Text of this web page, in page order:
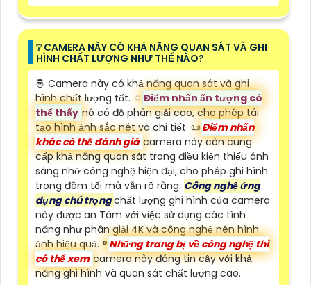
❔ CAMERA NÀY CÓ KHẢ NĂNG QUAN SÁT VÀ GHI
HÌNH CHẤT LƯỢNG NHƯ THẾ NÀO?
🤴 Camera này có khả năng quan sát và ghi
hình chất lượng tốt. ♢ Điểm nhấn ấn tượng có
thể thấy nó có độ phân giải cao, cho phép tái
tạo hình ảnh sắc nét và chi tiết. 📜Điểm nhấn
khác có thể đánh giá camera này còn cung
cấp khả năng quan sát trong điều kiện thiếu ánh
sáng nhờ công nghệ hiện đại, cho phép ghi hình
trong đêm tối mà vẫn rõ ràng. Công nghệ ứng
dụng chú trọngchất lượng ghi hình của camera
này được an Tâm với việc sử dụng các tính
năng như phân giải 4K và công nghệ nén hình
ảnh hiệu quả. ®️ Những trang bị về công nghệ thì
có thể xem camera này đáng tin cậy với khả
năng ghi hình và quan sát chất lượng cao.